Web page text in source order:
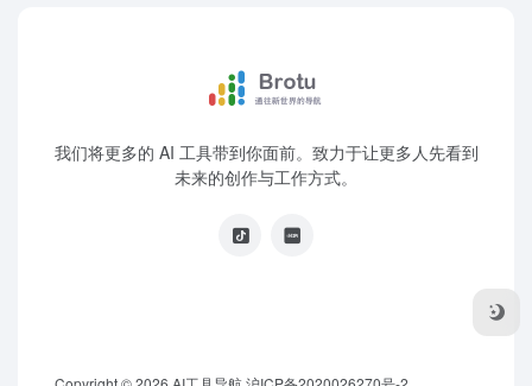
我们将更多的 AI 工具带到你面前。致力于让更多人先看到
未来的创作与工作方式。